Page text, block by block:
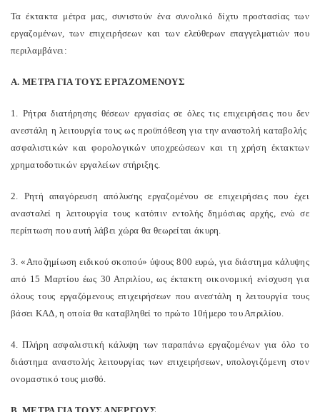
Τα έκτακτα μέτρα μας, συνιστούν ένα συνολικό δίχτυ προστασίας των
εργαζομένων, των επιχειρήσεων και των ελεύθερων επαγγελματιών που
περιλαμβάνει:
Α. ΜΕΤΡΑ ΓΙΑ ΤΟΥΣ ΕΡΓΑΖΟΜΕΝΟΥΣ
1. Ρήτρα διατήρησης θέσεων εργασίας σε όλες τις επιχειρήσεις που δεν
ανεστάλη η λειτουργία τους ως προϋπόθεση για την αναστολή καταβολής
ασφαλιστικών και φορολογικών υποχρεώσεων και τη χρήση έκτακτων
χρηματοδοτικών εργαλείων στήριξης.
2. Ρητή απαγόρευση απόλυσης εργαζομένου σε επιχειρήσεις που έχει
ανασταλεί η λειτουργία τους κατόπιν εντολής δημόσιας αρχής, ενώ σε
περίπτωση που αυτή λάβει χώρα θα θεωρείται άκυρη.
3. «Αποζημίωση ειδικού σκοπού» ύψους 800 ευρώ, για διάστημα κάλυψης
από 15 Μαρτίου έως 30 Απριλίου, ως έκτακτη οικονομική ενίσχυση για
όλους τους εργαζόμενους επιχειρήσεων που ανεστάλη η λειτουργία τους
βάσει ΚΑΔ, η οποία θα καταβληθεί το πρώτο 10ήμερο του Απριλίου.
4. Πλήρη ασφαλιστική κάλυψη των παραπάνω εργαζομένων για όλο το
διάστημα αναστολής λειτουργίας των επιχειρήσεων, υπολογιζόμενη στον
ονομαστικό τους μισθό.